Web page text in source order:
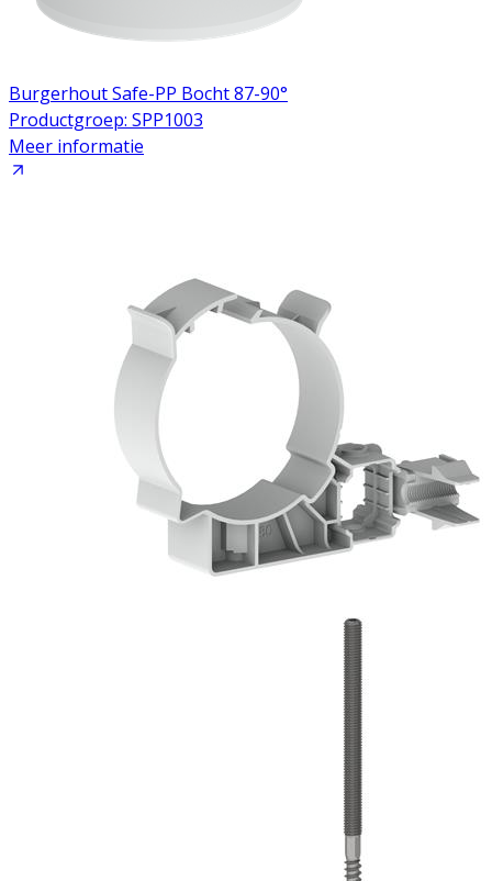
Burgerhout Safe-PP Bocht 87-90°
Productgroep: SPP1003
Meer informatie